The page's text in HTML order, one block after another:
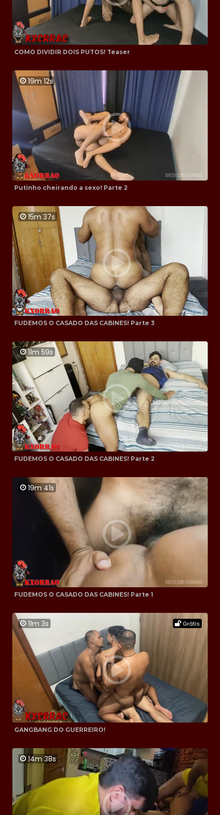
COMO DIVIDIR DOIS PUTOS! Teaser
19m 12s
Putinho cheirando a sexo! Parte 2
15m 37s
FUDEMOS O CASADO DAS CABINES! Parte 3
11m 59s
FUDEMOS O CASADO DAS CABINES! Parte 2
19m 41s
FUDEMOS O CASADO DAS CABINES! Parte 1
11m 3s Grátis
GANGBANG DO GUERREIRO!
14m 38s